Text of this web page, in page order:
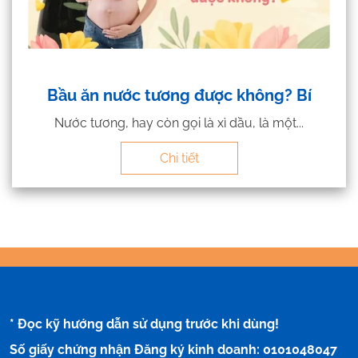
Bầu ăn nước tương được không? Bí
Nước tương, hay còn gọi là xì dầu, là một...
Chi tiết
* Đọc kỹ hướng dẫn sử dụng trước khi dùng!
Số giấy chứng nhận Đăng ký kinh doanh: 0101048047